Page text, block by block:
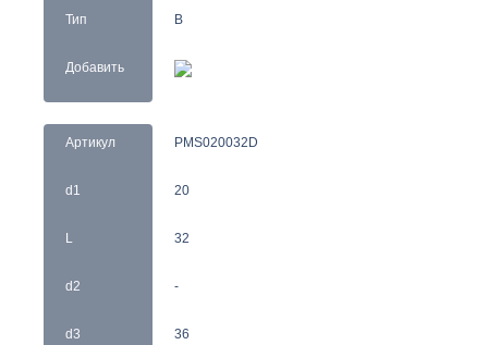
Тип
Добавить
B
Артикул
d1
L
d2
d3
PMS020032D
20
32
-
36